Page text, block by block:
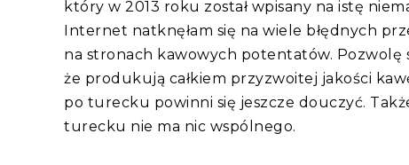
który w 2013 roku został wpisany na istę
Internet natknęłam się na wiele błędnych
na stronach kawowych potentatów.
że produkują całkiem przyzwoitej jakości
po turecku powinni się jeszcze douczyć.
turecku nie ma nic wspólnego.